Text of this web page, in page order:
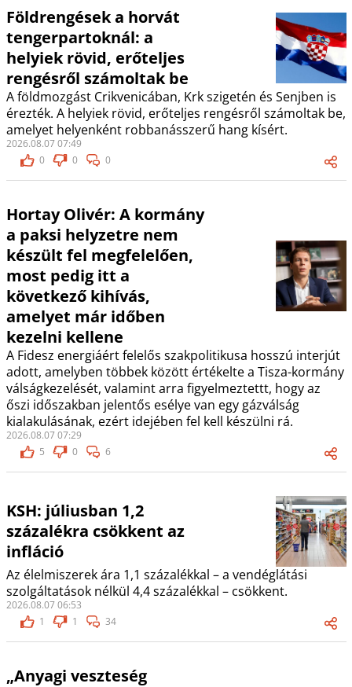
Földrengések a horvát
tengerpartoknál: a
helyiek rövid, erőteljes
rengésről számoltak be
A földmozgást Crikvenicában, Krk szigetén és Senjben is
érezték. A helyiek rövid, erőteljes rengésről számoltak be,
amelyet helyenként robbanásszerű hang kísért.
2026.08.07 07:49
0
0 0
Hortay Olivér: A kormány
a paksi helyzetre nem
készült fel megfelelően,
most pedig itt a
következő kihívás,
amelyet már időben
kezelni kellene
A Fidesz energiáért felelős szakpolitikusa hosszú interjút
adott, amelyben többek között értékelte a Tisza-kormány
válságkezelését, valamint arra figyelmeztettt, hogy az
őszi időszakban jelentős esélye van egy gázválság
kialakulásának, ezért idejében fel kell készülni rá.
2026.08.07 07:29
5
0 6
KSH: júliusban 1,2
százalékra csökkent az
infláció
Az élelmiszerek ára 1,1 százalékkal – a vendéglátási
szolgáltatások nélkül 4,4 százalékkal – csökkent.
2026.08.07 06:53
1
1 34
„Anyagi veszteség